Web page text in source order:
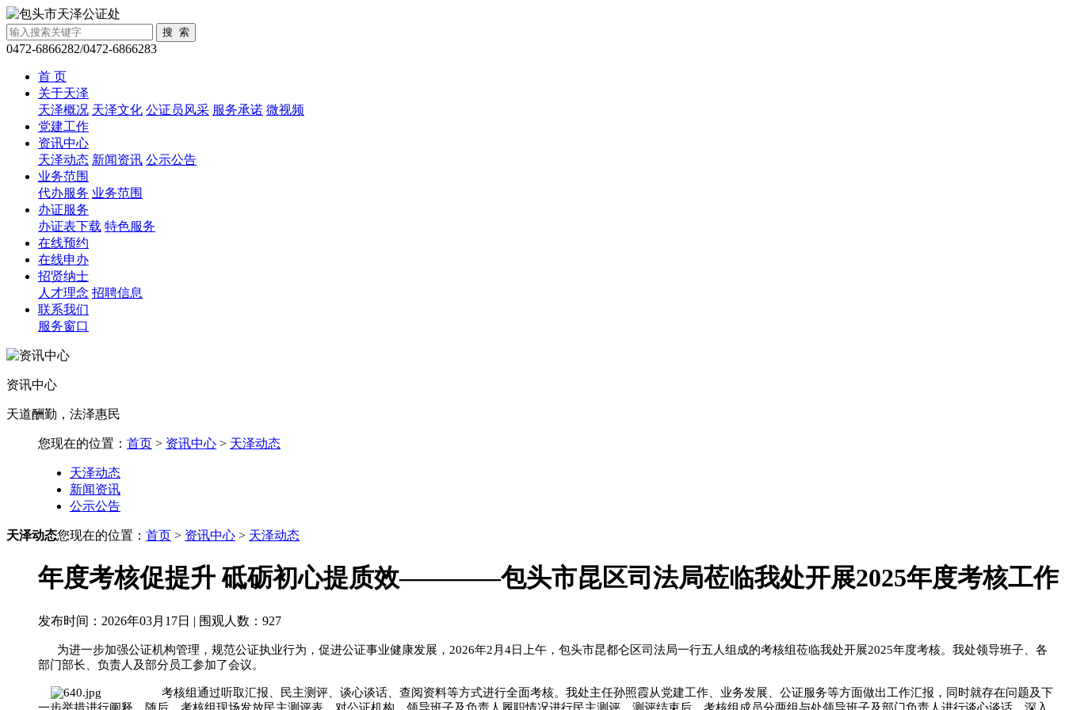
0472-6866282/0472-6866283
首 页
关于天泽
天泽概况 天泽文化 公证员风采 服务承诺 微视频
党建工作
资讯中心
天泽动态 新闻资讯 公示公告
业务范围
代办服务 业务范围
办证服务
办证表下载 特色服务
在线预约
在线申办
招贤纳士
人才理念 招聘信息
联系我们
服务窗口
资讯中心
天道酬勤，法泽惠民
您现在的位置： 首页 > 资讯中心 > 天泽动态
天泽动态
新闻资讯
公示公告
天泽动态您现在的位置： 首页 > 资讯中心 > 天泽动态
年度考核促提升 砥砺初心提质效————包头市昆区司法局莅临我处开展2025年度考核工作
发布时间：2026年03月17日 | 围观人数： 927
为进一步加强公证机构管理，规范公证执业行为，促进公证事业健康发展， 2026年2月4日上午，包头市昆都仑区司法局一行五人组成的考核组莅临我处开展2025年度考核。我处领导班子、各
部门部长、负责人及部分员工参加了会议。
考核组通过听取汇报、民主测评、谈心谈话、查阅资料等方式进行全面考核。我处主任孙照霞从党建工作、业务发展、公证服务等方面做出工作汇报，同时就存在问题及下